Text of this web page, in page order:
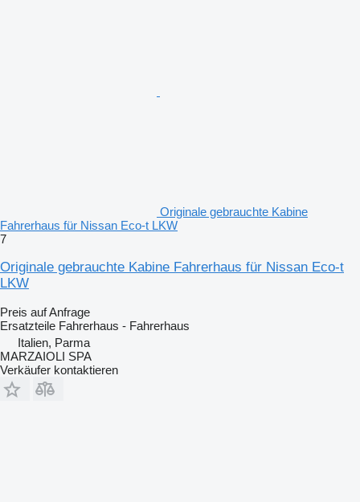
Originale gebrauchte Kabine
Fahrerhaus für Nissan Eco-t LKW
7
Originale gebrauchte Kabine Fahrerhaus für Nissan Eco-t
LKW
Preis auf Anfrage
Ersatzteile Fahrerhaus - Fahrerhaus
Italien, Parma
MARZAIOLI SPA
Verkäufer kontaktieren